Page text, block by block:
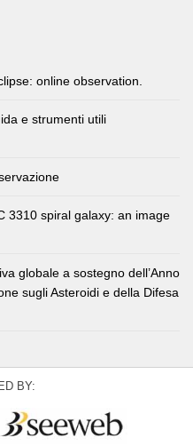
online observation.
e strumenti utili
3310 spiral galaxy: an image
globale a sostegno dell’Anno
sugli Asteroidi e della Difesa
BY: